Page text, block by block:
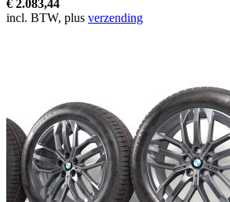
€ 2.083,44
incl. BTW, plus verzending